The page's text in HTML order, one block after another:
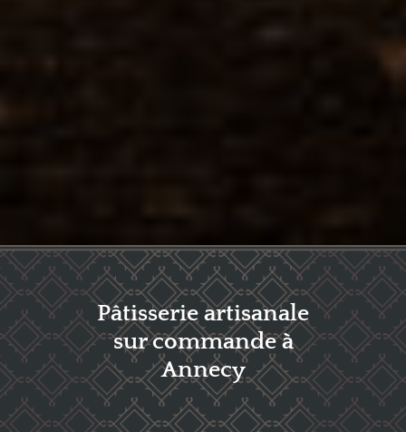
Pâtisserie artisanale
sur commande à
Annecy